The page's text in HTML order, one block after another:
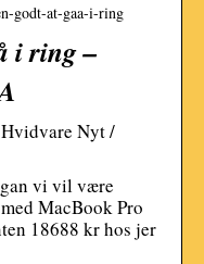
godt-at-gaa-i-ring
i ring –
Nyt /
vi vil være
MacBook Pro
18688 kr hos jer